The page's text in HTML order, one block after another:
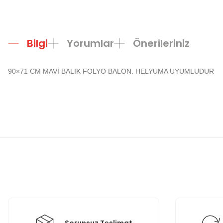
Bilgi Yorumlar Önerileriniz
90×71 CM MAVİ BALIK FOLYO BALON. HELYUMA UYUMLUDUR